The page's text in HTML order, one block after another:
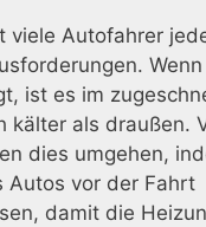
viele Autofahrer
ist es im
kälter als draußen.
dies umgehen,
Autos vor der Fahrt
damit die